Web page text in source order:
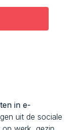
in e-
uit de sociale